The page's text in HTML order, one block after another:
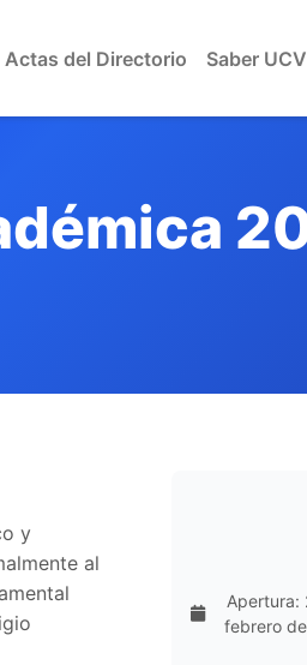
Actas del Directorio Saber UCV
y
al
Apertura:
febrero